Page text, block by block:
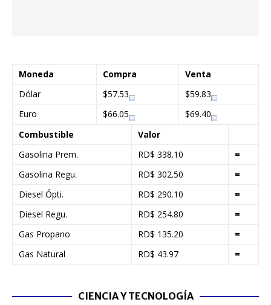
Moneda Compra
Venta
Dólar
$57.53
$59.83
Euro
$66.05
$69.40
Combustible
Valor
Gasolina Prem.
RD$ 338.10
=
Gasolina Regu.
RD$ 302.50
=
Diesel Ópti.
RD$ 290.10
=
Diesel Regu.
RD$ 254.80
=
Gas Propano
RD$ 135.20
=
Gas Natural
RD$ 43.97 =
CIENCIA Y TECNOLOGÍA